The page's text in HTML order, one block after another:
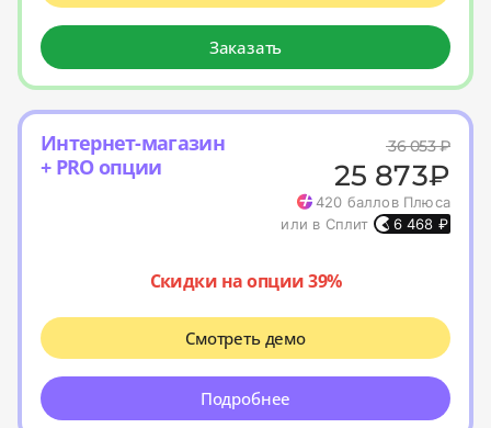
Заказать
Интернет-магазин
+ PRO опции
36 053₽
25 873₽
420 баллов Плюса
или в Сплит
6 468 ₽
Скидки на опции 39%
Смотреть демо
Подробнее